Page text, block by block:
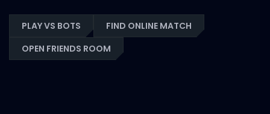
PLAY VS BOTS
FIND ONLINE MATCH
OPEN FRIENDS ROOM